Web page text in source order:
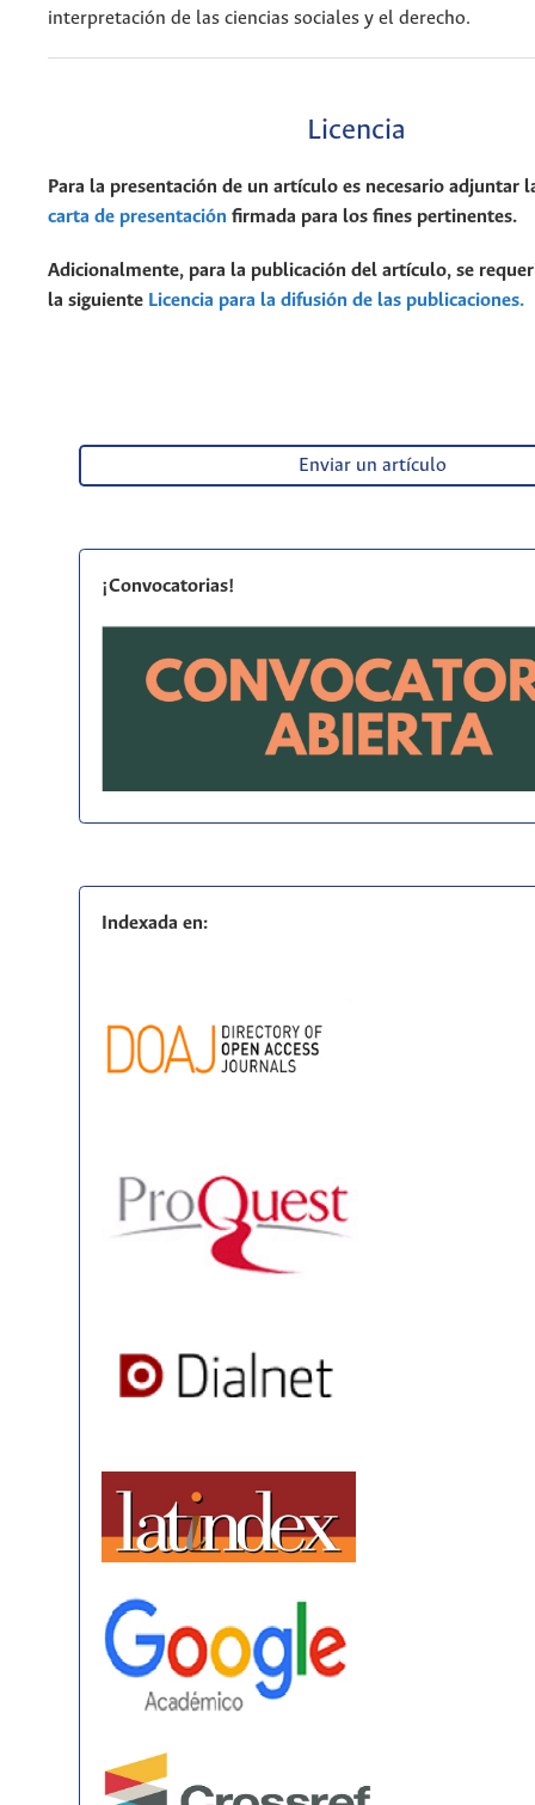
interpretación de las ciencias sociales y el derecho.
Licencia
Para la presentación de un artículo es necesario adjuntar
carta de presentación firmada para los fines pertinentes.
Adicionalmente, para la publicación del artículo, se
la siguiente Licencia para la difusión de las publicaciones.
Enviar un artículo
¡Convocatorias!
Indexada en: